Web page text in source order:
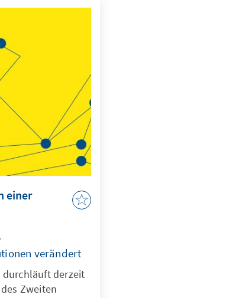
in
Überblick
der
jeweiligen
zum
Zudem
Partner
Parteien
Stimmung im
durch die
einer
verändert
durchläuft derzeit
Zweiten